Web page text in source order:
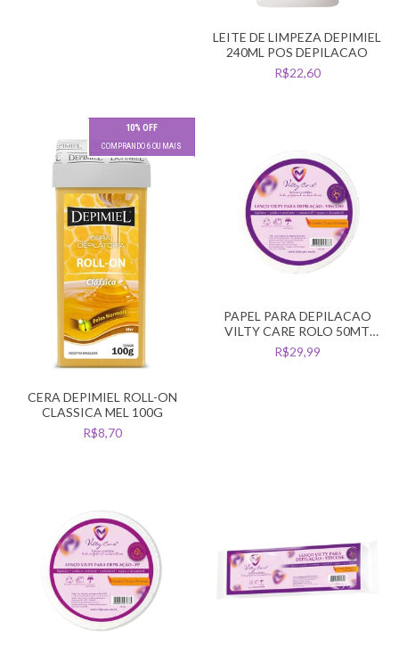
LEITE DE LIMPEZA DEPIMIEL
240ML POS DEPILACAO
R$22,60
10% OFF
COMPRANDO 6 OU MAIS
CERA DEPIMIEL ROLL-ON
CLASSICA MEL 100G
R$8,70
PAPEL PARA DEPILACAO
VILTY CARE ROLO 50MT
VISCOSE
R$29,99